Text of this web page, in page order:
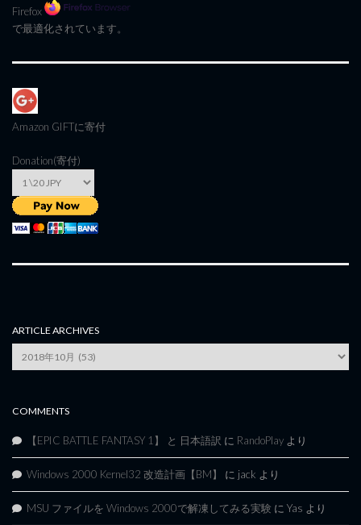
Firefox
で最適化されています。
Amazon GIFTに寄付
Donation(寄付)
ARTICLE ARCHIVES
Article
Archives
COMMENTS
【EPIC BATTLE FANTASY 1】 と 日本語訳 に RandoPlay より
Windows 2000 Kernel32 改造計画【BM】 に jack より
MSU ファイルを Windows 2000で解凍してみる実験 に Yas より